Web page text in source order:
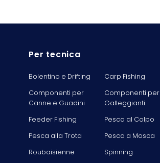
Per tecnica
Bolentino e Drifting
Carp Fishing
Componenti per
Canne e Guadini
Componenti per
Galleggianti
Feeder Fishing
Pesca al Colpo
Pesca alla Trota
Pesca a Mosca
Roubaisienne
Spinning